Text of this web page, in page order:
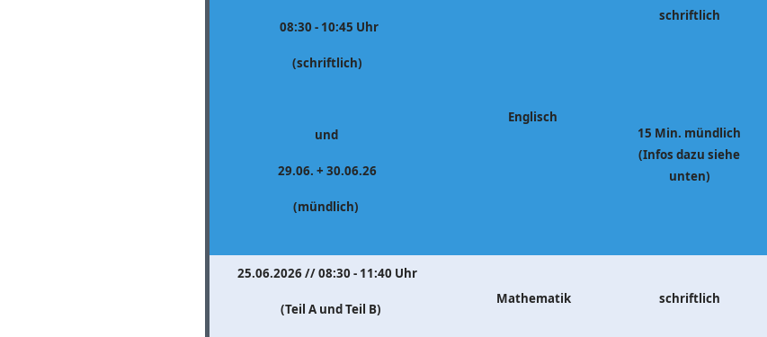
08:30 - 10:45 Uhr
(schriftlich)
und
29.06. + 30.06.26
(mündlich)
Englisch
schriftlich
15 Min. mündlich
(Infos dazu siehe
unten)
25.06.2026 // 08:30 - 11:40 Uhr
(Teil A und Teil B)
Mathematik schriftlich